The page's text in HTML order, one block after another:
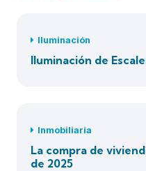
Iluminación
Iluminación de
Inmobiliaria
La compra de
de 2025